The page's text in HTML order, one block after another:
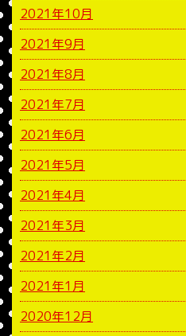
2021年10月
2021年9月
2021年8月
2021年7月
2021年6月
2021年5月
2021年4月
2021年3月
2021年2月
2021年1月
2020年12月